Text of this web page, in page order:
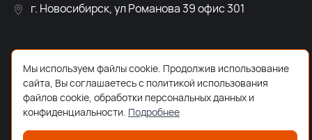
г. Новосибирск, ул Романова 39 офис 301
Мы используем файлы cookie. Продолжив использование
сайта, Вы соглашаетесь с политикой использования
файлов cookie, обработки персональных данных и
конфиденциальности. Подробнее